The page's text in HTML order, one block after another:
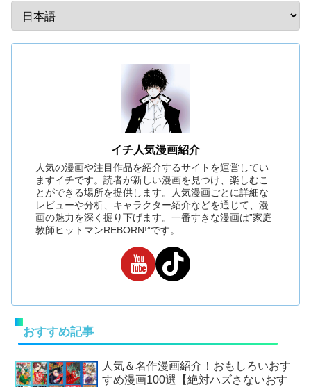
イチ人気漫画紹介
人気の漫画や注目作品を紹介するサイトを運営してい
ますイチです。読者が新しい漫画を見つけ、楽しむこ
とができる場所を提供します。人気漫画ごとに詳細な
レビューや分析、キャラクター紹介などを通じて、漫
画の魅力を深く掘り下げます。一番すきな漫画は”家庭
教師ヒットマンREBORN!”です。
おすすめ記事
人気＆名作漫画紹介！おもしろいおす
すめ漫画100選【絶対ハズさないおす